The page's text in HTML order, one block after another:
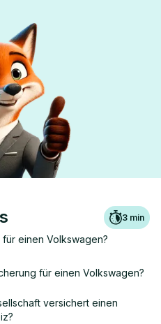
3 min
einen Volkswagen?
für einen Volkswagen?
versichert einen